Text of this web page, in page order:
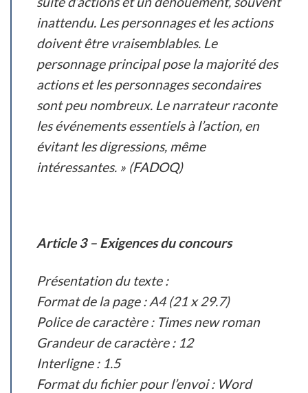
inattendu. Les personnages et les actions
doivent être vraisemblables. Le
personnage principal pose la majorité des
actions et les personnages secondaires
sont peu nombreux. Le narrateur raconte
les événements essentiels à l’action, en
évitant les digressions, même
intéressantes. » (FADOQ)
Article 3 – Exigences du concours
Présentation du texte :
Format de la page : A4 (21 x 29.7)
Police de caractère : Times new roman
Grandeur de caractère : 12
Interligne : 1.5
Format du fichier pour l’envoi : Word